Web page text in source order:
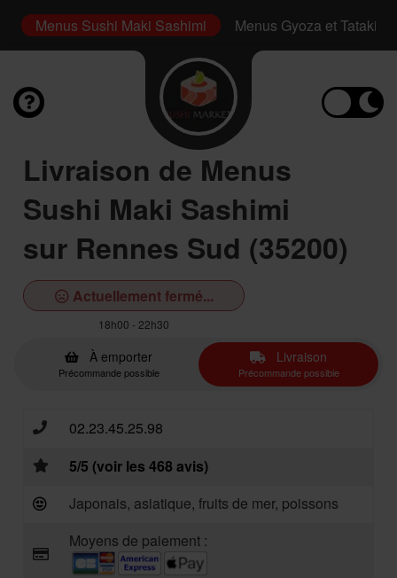
Menus Sushi Maki Sashimi Menus Gyoza et Tataki
Livraison de Menus
Sushi Maki Sashimi
sur Rennes Sud (35200)
Actuellement fermé...
18h00 - 22h30
À emporter
Précommande possible
Livraison
Précommande possible
02.23.45.25.98
5/5 (voir les 468 avis)
Japonais, asiatique, fruits de mer, poissons
Moyens de paiement :